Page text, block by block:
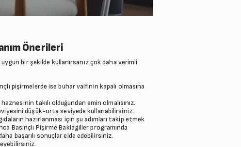
Önerileri
bir şekilde kullanırsanız çok daha verimli
pişirmelerde ise buhar valfinin kapalı olmasına
takılı olduğundan emin olmalısınız.
düşük-orta seviyede kullanabilirsiniz.
hazırlanması için şu adımları takip etmek
Basınçlı Pişirme Baklagiller programında
başarılı sonuçlar elde edebilirsiniz.